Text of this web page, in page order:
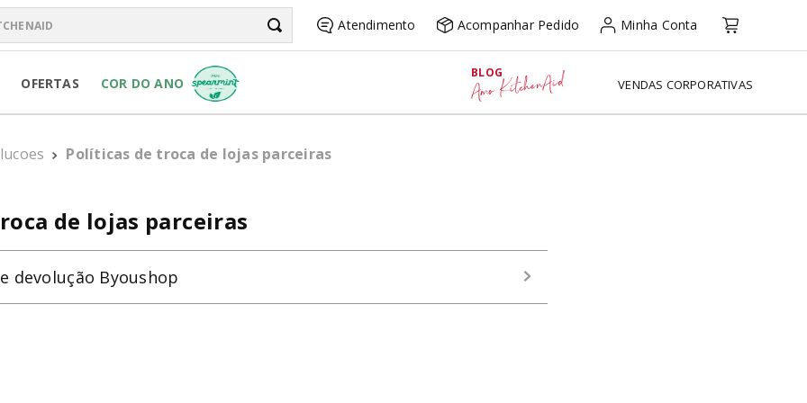
JAR
Atendimento Acompanhar Pedido Minha Conta
OFERTAS COR DO ANO
BLOG
Amo KitchenAid VENDAS CORPORATIVAS
Políticas de troca de lojas parceiras
de lojas parceiras
devolução Byoushop